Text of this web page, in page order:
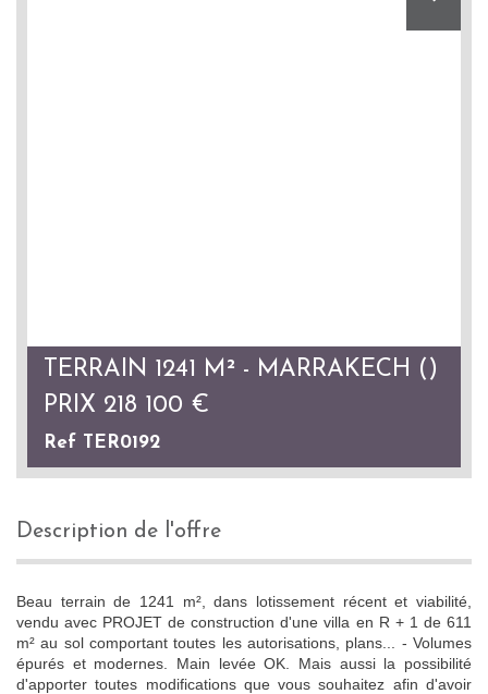
TERRAIN 1241 M² - MARRAKECH ()
PRIX 218 100 €
Ref TER0192
description de l'offre
Beau terrain de 1241 m², dans lotissement récent et viabilité,
vendu avec PROJET de construction d'une villa en R + 1 de 611
m² au sol comportant toutes les autorisations, plans... - Volumes
épurés et modernes. Main levée OK. Mais aussi la possibilité
d'apporter toutes modifications que vous souhaitez afin d'avoir